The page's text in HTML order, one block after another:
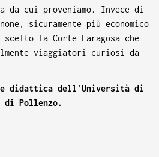
cui proveniamo. Invece di
sicuramente più economico
scelto la Corte Faragosa che
viaggiatori curiosi da
didattica dell'Università di
di Pollenzo.